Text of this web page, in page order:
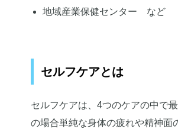
地域産業保健センター など
セルフケアとは
セルフケアは、4つのケアの中で
の場合単純な身体の疲れや精神面